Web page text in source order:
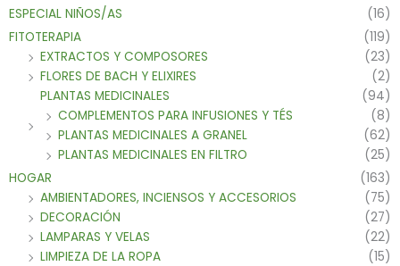
ESPECIAL NIÑOS/AS
(16)
FITOTERAPIA
(119)
EXTRACTOS Y COMPOSORES
(23)
FLORES DE BACH Y ELIXIRES
(2)
PLANTAS MEDICINALES
(94)
COMPLEMENTOS PARA INFUSIONES Y TÉS
(8)
PLANTAS MEDICINALES A GRANEL
(62)
PLANTAS MEDICINALES EN FILTRO
(25)
HOGAR
(163)
AMBIENTADORES, INCIENSOS Y ACCESORIOS
(75)
DECORACIÓN
(27)
LAMPARAS Y VELAS
(22)
LIMPIEZA DE LA ROPA
(15)